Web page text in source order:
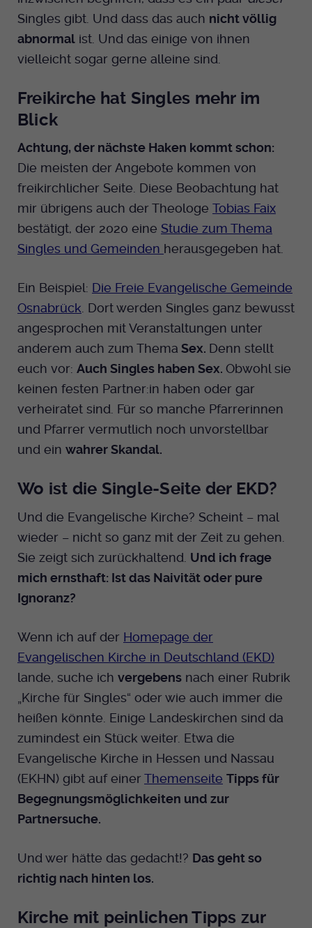
Singles gibt. Und dass das auch nicht völlig
abnormal ist. Und das einige von ihnen
vielleicht sogar gerne alleine sind.
Freikirche hat Singles mehr im
Blick
Achtung, der nächste Haken kommt schon:
Die meisten der Angebote kommen von
freikirchlicher Seite. Diese Beobachtung hat
mir übrigens auch der Theologe Tobias Faix
bestätigt, der 2020 eine Studie zum Thema
Singles und Gemeinden herausgegeben hat.
Ein Beispiel: Die Freie Evangelische Gemeinde
Osnabrück. Dort werden Singles ganz bewusst
angesprochen mit Veranstaltungen unter
anderem auch zum Thema Sex. Denn stellt
euch vor: Auch Singles haben Sex. Obwohl sie
keinen festen Partner:in haben oder gar
verheiratet sind. Für so manche Pfarrerinnen
und Pfarrer vermutlich noch unvorstellbar
und ein wahrer Skandal.
Wo ist die Single-Seite der EKD?
Und die Evangelische Kirche? Scheint – mal
wieder – nicht so ganz mit der Zeit zu gehen.
Sie zeigt sich zurückhaltend. Und ich frage
mich ernsthaft: Ist das Naivität oder pure
Ignoranz?
Wenn ich auf der Homepage der
Evangelischen Kirche in Deutschland (EKD)
lande, suche ich vergebens nach einer Rubrik
„Kirche für Singles“ oder wie auch immer die
heißen könnte. Einige Landeskirchen sind da
zumindest ein Stück weiter. Etwa die
Evangelische Kirche in Hessen und Nassau
(EKHN) gibt auf einer Themenseite Tipps für
Begegnungsmöglichkeiten und zur
Partnersuche.
Und wer hätte das gedacht!? Das geht so
richtig nach hinten los.
Kirche mit peinlichen Tipps zur